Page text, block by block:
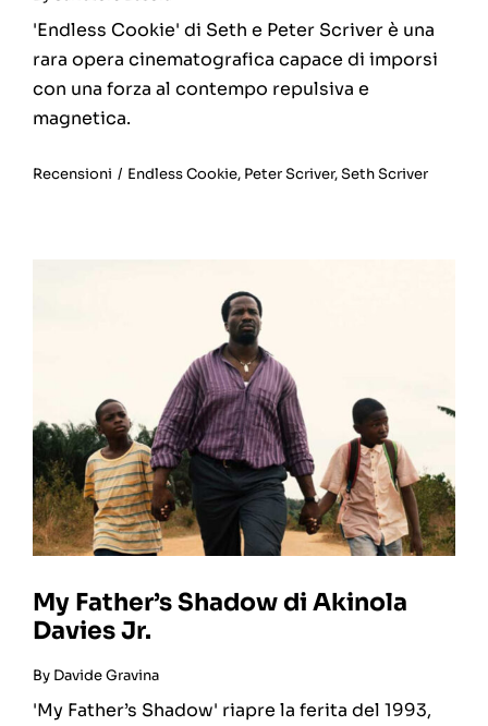
'Endless Cookie' di Seth e Peter Scriver è una
rara opera cinematografica capace di imporsi
con una forza al contempo repulsiva e
magnetica.
Recensioni / Endless Cookie, Peter Scriver,Seth Scriver
My Father’s Shadow di Akinola
Davies Jr.
By Davide Gravina
'My Father’s Shadow' riapre la ferita del 1993,